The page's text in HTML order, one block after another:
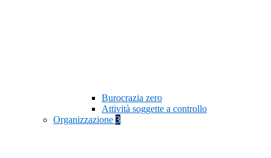
Burocrazia zero
Attività soggette a controllo
Organizzazione 3